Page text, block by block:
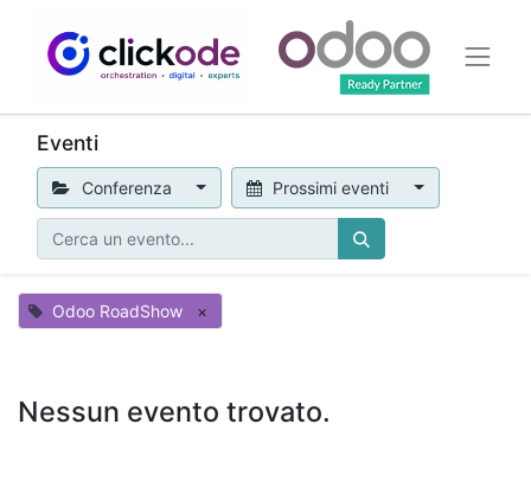
Eventi
Conferenza Prossimi eventi
Odoo RoadShow ×
Nessun evento trovato.